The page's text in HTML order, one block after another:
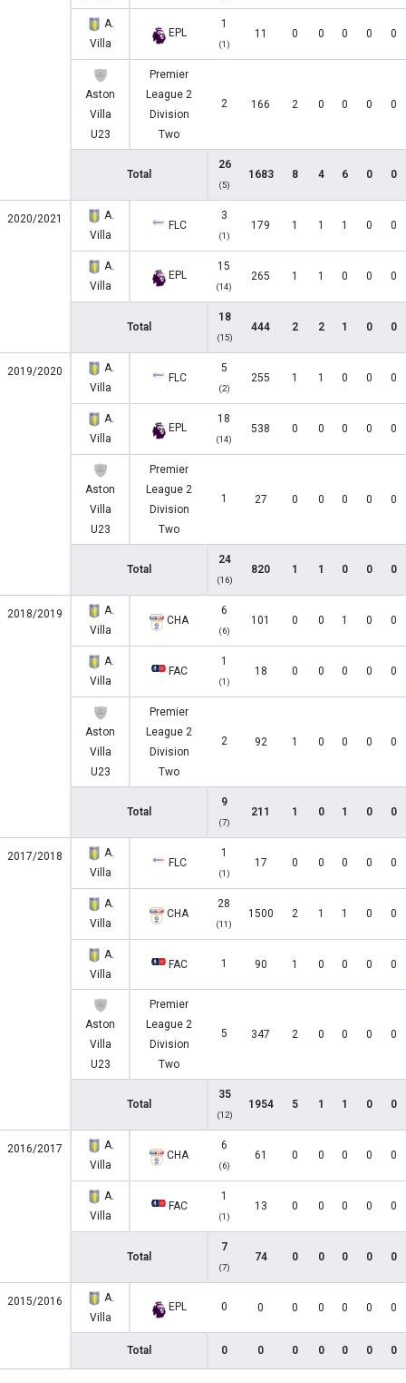
A.
Villa
EPL
1
(1)
11 0 0 0 0 0
Aston
Villa
U23
Premier
League 2
Division
Two
2 166 2 0 0 0 0
Total
26
(5)
1683 8 4 6 0 0
2020/2021
A.
Villa
FLC
3
(1)
179 1 1 1 0 0
A.
Villa
EPL
15
(14)
265 1 1 0 0 0
Total
18
(15)
444 2 2 1 0 0
2019/2020
A.
Villa
FLC
5
(2)
255 1 1 0 0 0
A.
Villa
EPL
18
(14)
538 0 0 0 0 0
Aston
Villa
U23
Premier
League 2
Division
Two
1 27 0 0 0 0 0
Total
24
(16)
820 1 1 0 0 0
2018/2019
A.
Villa
CHA
6
(6)
101 0 0 1 0 0
A.
Villa
FAC
1
(1)
18 0 0 0 0 0
Aston
Villa
U23
Premier
League 2
Division
Two
2 92 1 0 0 0 0
Total
9
(7)
211 1 0 1 0 0
2017/2018
A.
Villa
FLC
1
(1)
17 0 0 0 0 0
A.
Villa
CHA
28
(11)
1500 2 1 1 0 0
A.
Villa
FAC 1 90 1 0 0 0 0
Aston
Villa
U23
Premier
League 2
Division
Two
5 347 2 0 0 0 0
Total
35
(12)
1954 5 1 1 0 0
2016/2017
A.
Villa
CHA
6
(6)
61 0 0 0 0 0
A.
Villa
FAC
1
(1)
13 0 0 0 0 0
Total
7
(7)
74 0 0 0 0 0
2015/2016
A.
Villa
EPL 0 0 0 0 0 0 0
Total 0 0 0 0 0 0 0